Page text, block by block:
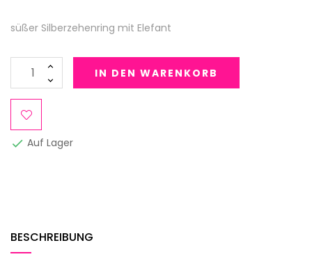
süßer Silberzehenring mit Elefant
IN DEN WARENKORB
 Auf Lager
BESCHREIBUNG